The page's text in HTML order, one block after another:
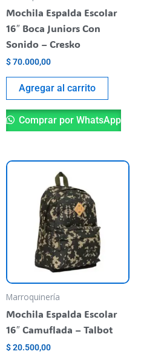
Mochila Espalda Escolar
16″ Boca Juniors Con
Sonido – Cresko
$70.000,00
Agregar al carrito
Comprar por WhatsApp
Marroquinería
Mochila Espalda Escolar
16″ Camuflada – Talbot
$20.500,00